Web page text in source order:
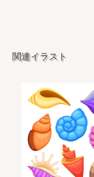
関連イラスト